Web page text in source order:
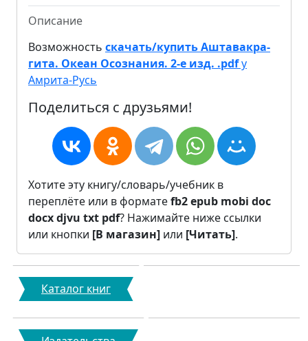
Описание
Возможность скачать/купить Аштавакра-
гита. Океан Осознания. 2-е изд. .pdfу
Амрита-Русь
Поделиться с друзьями!
Хотите эту книгу/словарь/учебник в
переплёте или в форматеfb2epub mobi doc
docxdjvu txt pdf? Нажимайте ниже ссылки
или кнопки [В магазин] или [Читать].
Каталог книг